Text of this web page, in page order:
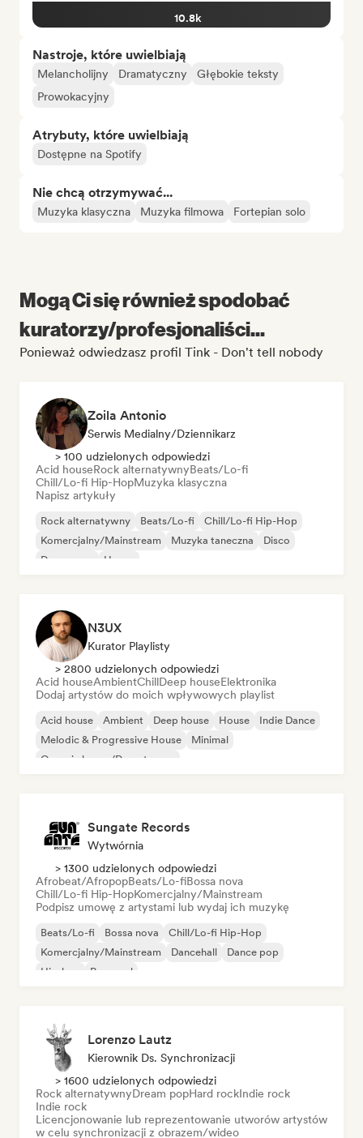
10.8k
Nastroje, które uwielbiają
Melancholijny Dramatyczny
Głębokie teksty
Prowokacyjny
Atrybuty, które uwielbiają
Dostępne na Spotify
Nie chcą otrzymywać...
Muzyka klasyczna Muzyka filmowa Fortepian solo
Mogą Ci się również spodobać
kuratorzy/profesjonaliści...
Ponieważ odwiedzasz profil Tink - Don't tell nobody
Zoila Antonio
Serwis Medialny/Dziennikarz
> 100 udzielonych odpowiedzi
Acid houseRock alternatywnyBeats/Lo-fi
Chill/Lo-fi Hip-HopMuzyka klasyczna
Napisz artykuły
Rock alternatywny Beats/Lo-fi
Chill/Lo-fi Hip-Hop
Komercjalny/Mainstream
Muzyka taneczna
Disco
Dream pop
House
N3UX
Kurator Playlisty
> 2800 udzielonych odpowiedzi
Acid houseAmbientChillDeep houseElektronika
Dodaj artystów do moich wpływowych playlist
Acid house Ambient Deep house House
Indie Dance
Melodic & Progressive House
Minimal
Organic house/Downtempo
Sungate Records
Wytwórnia
> 1300 udzielonych odpowiedzi
Afrobeat/AfropopBeats/Lo-fiBossa nova
Chill/Lo-fi Hip-HopKomercjalny/Mainstream
Podpisz umowę z artystami lub wydaj ich muzykę
Beats/Lo-fi Bossa nova
Chill/Lo-fi Hip-Hop
Komercjalny/Mainstream
Dancehall
Dance pop
Hip-hop
Pop-soul
Lorenzo Lautz
Kierownik Ds. Synchronizacji
> 1600 udzielonych odpowiedzi
Rock alternatywnyDream popHard rockIndie rock
Indie rock
Licencjonowanie lub reprezentowanie utworów artystów
w celu synchronizacji z obrazem/wideo